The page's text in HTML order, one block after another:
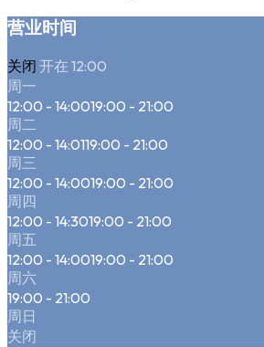
营业时间
关闭 开在 12:00
周一
12:00 - 14:0019:00 - 21:00
周二
12:00 - 14:0119:00 - 21:00
周三
12:00 - 14:0019:00 - 21:00
周四
12:00 - 14:3019:00 - 21:00
周五
12:00 - 14:0019:00 - 21:00
周六
19:00 - 21:00
周日
关闭